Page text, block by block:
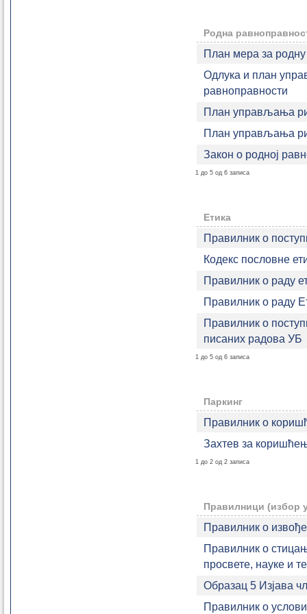
Родна
План мера за
Одлука и план
равноправности
План управљања
План управљања
Закон о родној
1 до 5 од 6 записа
Етика
Правилник о
Кодекс пословне
Правилник о раду
Правилник о раду
Правилник о
писаних радова УБ
1 до 5 од 6 записа
Паркинг
Правилник о
Захтев за
1 до 2 од 2 записа
Правилници (избор
Правилник о
Правилник о
просвете, науке и
Образац 5 Изјава
Правилник о